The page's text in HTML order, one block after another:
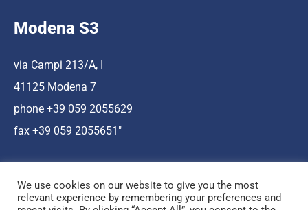
Modena S3
via Campi 213/A, I
41125 Modena 7
phone +39 059 2055629
fax +39 059 2055651″
We use cookies on our website to give you the most
relevant experience by remembering your preferences and